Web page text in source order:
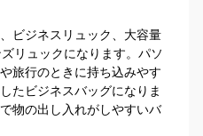
ビジネスリュック、大容量
リュックになります。パソ
旅行のときに持ち込みやす
たビジネスバッグになりま
物の出し入れがしやすいバ